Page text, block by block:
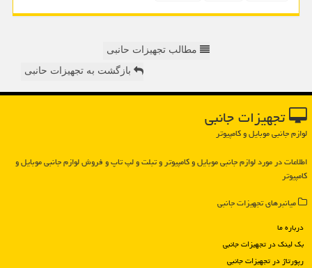
مطالب تجهیزات حانبی
بازگشت به تجهیزات حانبی
تجهیزات جانبی
لوازم جانبی موبایل و کامپیوتر
اطلاعات در مورد لوازم جانبی موبایل و كامپیوتر و تبلت و لپ تاپ و فروش لوازم جانبی موبایل و
كامپیوتر
میانبرهای تجهیزات جانبی
درباره ما
بک لینک در تجهیزات جانبی
رپورتاژ در تجهیزات جانبی